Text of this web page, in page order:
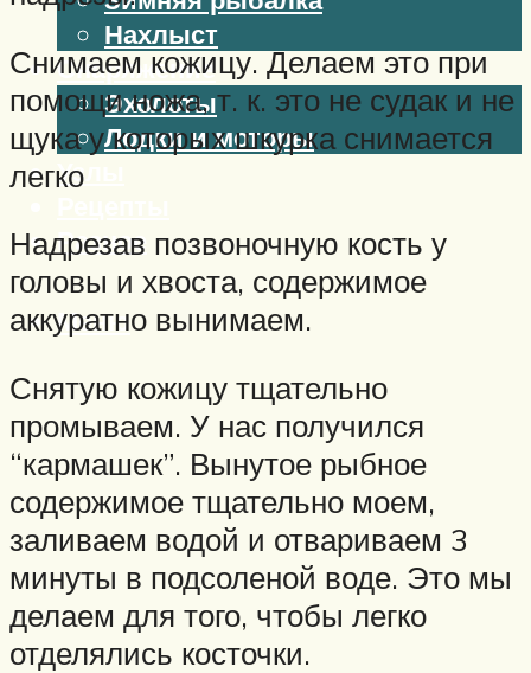
Нахлыст
Снаряжение
Эхолоты
Лодки и моторы
Узлы
Разное
Меню
Снимаем кожицу. Делаем это при
помощи ножа, т. к. это не судак и не
щука у которых шкурка снимается
легко
Надрезав позвоночную кость у
головы и хвоста, содержимое
аккуратно вынимаем.
Снятую кожицу тщательно
промываем. У нас получился
“кармашек”. Вынутое рыбное
содержимое тщательно моем,
заливаем водой и отвариваем 3
минуты в подсоленой воде. Это мы
делаем для того, чтобы легко
отделялись косточки.